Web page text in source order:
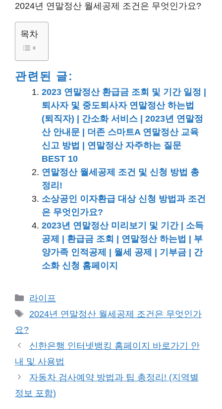
2024년 연말정산 월세공제 조건은 무엇인가요?
목차
관련된 글:
2023 연말정산 환급금 조회 및 기간 일정 |
퇴사자 및 중도퇴사자 연말정산 하는법
(퇴직자) | 간소화 서비스 | 2023년 연말정
산 안내문 | 더존 스마트A 연말정산 교육
신고 방법 | 연말정산 자주하는 질문
BEST 10
연말정산 월세공제 조건 및 신청 방법 총
정리!
소상공인 이자환급 대상 신청 방법과 조건
은 무엇인가요?
2023년 연말정산 미리보기 및 기간 | 소득
공제 | 환급금 조회 | 연말정산 하는법 | 부
양가족 인적공제 | 월세 공제 | 기부금 | 간
소화 신청 홈페이지
카
테
리
라이프
태
그
2024년 연말정산 월세공제 조건은 무엇인가
요?
신한은행 인터넷뱅킹 홈페이지 바로가기 안
내 및 사용법
자동차 검사예약 방법과 팁 총정리! (지역별
정보 포함)